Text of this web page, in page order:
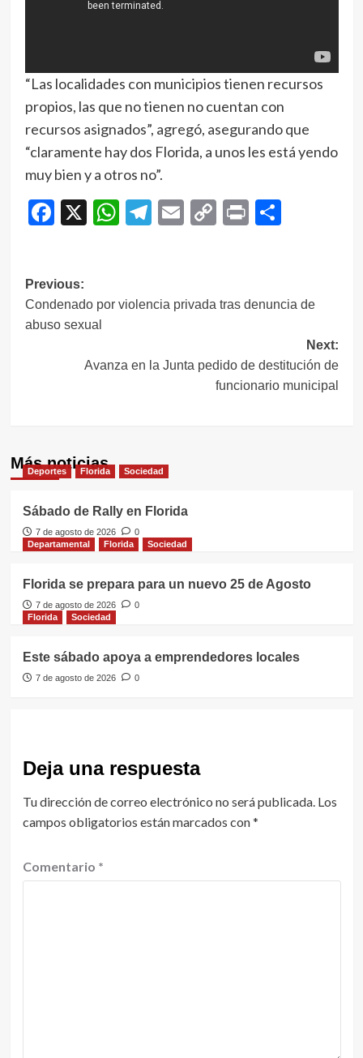
“Las localidades con municipios tienen recursos
propios, las que no tienen no cuentan con
recursos asignados”, agregó, asegurando que
“claramente hay dos Florida, a unos les está yendo
muy bien y a otros no”.
Facebook
X WhatsApp
Telegram
EmailCopy
Print
Navegación
de
Previous:
Condenado por violencia privada tras denuncia de
abuso sexual
Next:
Avanza en la Junta pedido de destitución de
funcionario municipal
Más noticias
Deportes Florida Sociedad
Sábado de Rally en Florida
7 de agosto de 2026
0
Departamental
Florida Sociedad
Florida se prepara para un nuevo 25 de Agosto
7 de agosto de 2026
0
Florida
Sociedad
Este sábado apoya a emprendedores locales
7 de agosto de 2026 0
Deja una respuesta
Tu dirección de correo electrónico no será publicada. Los
campos obligatorios están marcados con*
Comentario *